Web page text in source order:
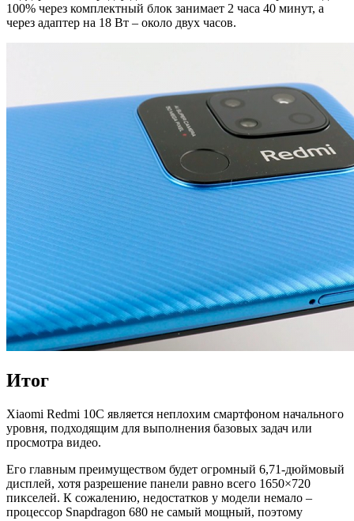
100% через комплектный блок занимает 2 часа 40 минут, а
через адаптер на 18 Вт – около двух часов.
Итог
Xiaomi Redmi 10C является неплохим смартфоном начального
уровня, подходящим для выполнения базовых задач или
просмотра видео.
Его главным преимуществом будет огромный 6,71-дюймовый
дисплей, хотя разрешение панели равно всего 1650×720
пикселей. К сожалению, недостатков у модели немало –
процессор Snapdragon 680 не самый мощный, поэтому